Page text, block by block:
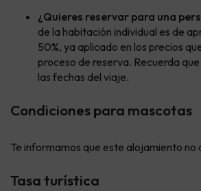
¿Quieres reservar para una
de la habitación individual es de
50%, ya aplicado en los precios
proceso de reserva. Recuerda
las fechas del viaje.
Condiciones para mascotas
Te informamos que este alojamiento no
Tasa turística